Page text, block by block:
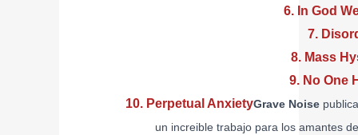
6. In God
7.
8. Mass
9. No One
10. Perpetual AnxietyGrave Noise
un increible trabajo para los amantes